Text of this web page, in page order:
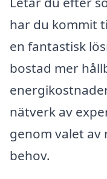
har du kommit
en fantastisk
bostad mer
nätverk av
genom valet av
behov.